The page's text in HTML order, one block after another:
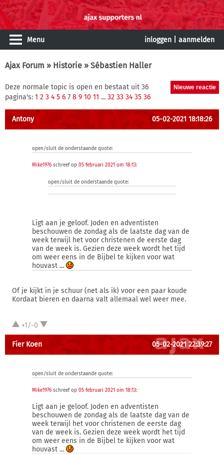
Menu inloggen aanmelden
Ajax Forum » Historie » Sébastien Haller
Deze normale topic is open en bestaat uit 36
pagina's: 1 2 3 4 5 6 7 8 9 10 11 ... 32 33 34 35 36
Antony 05-02-2021 18:18:26
open/sluit de onderstaande quote:
Mike1976 schreef op 05 februari 2021 om 18:13:
open/sluit de onderstaande quote:
Ligt aan je geloof. Joden en adventisten
beschouwen de zondag als de laatste dag van de
week terwijl het voor christenen de eerste dag
van de week is. Gezien deze week wordt het tijd
om weer eens in de Bijbel te kijken voor wat
houvast ...
Of je kijkt in je schuur (net als ik) voor een paar koude
Kordaat bieren en daarna valt allemaal wel weer mee.
+1/-0
Fier Koen 05-02-2021 22:39:27
open/sluit de onderstaande quote:
Mike1976 schreef op 05 februari 2021 om 18:13:
Ligt aan je geloof. Joden en adventisten
beschouwen de zondag als de laatste dag van de
week terwijl het voor christenen de eerste dag
van de week is. Gezien deze week wordt het tijd
om weer eens in de Bijbel te kijken voor wat
houvast ...